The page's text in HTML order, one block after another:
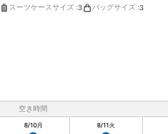
スーツケースサイズ :3 バッグサイズ :3
空き時間
8/10月 8/11火